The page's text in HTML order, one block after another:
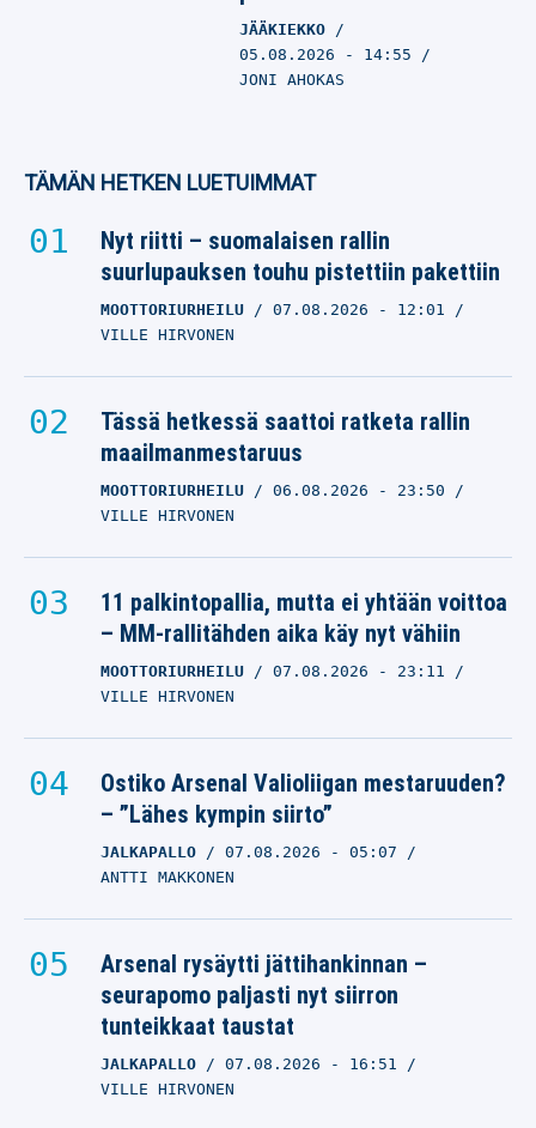
JÄÄKIEKKO
05.08.2026 - 14:55
JONI AHOKAS
TÄMÄN HETKEN LUETUIMMAT
Nyt riitti – suomalaisen rallin
suurlupauksen touhu pistettiin pakettiin
MOOTTORIURHEILU 07.08.2026 - 12:01
VILLE HIRVONEN
Tässä hetkessä saattoi ratketa rallin
maailmanmestaruus
MOOTTORIURHEILU 06.08.2026 - 23:50
VILLE HIRVONEN
11 palkintopallia, mutta ei yhtään voittoa
– MM-rallitähden aika käy nyt vähiin
MOOTTORIURHEILU 07.08.2026 - 23:11
VILLE HIRVONEN
Ostiko Arsenal Valioliigan mestaruuden?
– ”Lähes kympin siirto”
JALKAPALLO 07.08.2026 - 05:07
ANTTI MAKKONEN
Arsenal rysäytti jättihankinnan –
seurapomo paljasti nyt siirron
tunteikkaat taustat
JALKAPALLO 07.08.2026 - 16:51
VILLE HIRVONEN